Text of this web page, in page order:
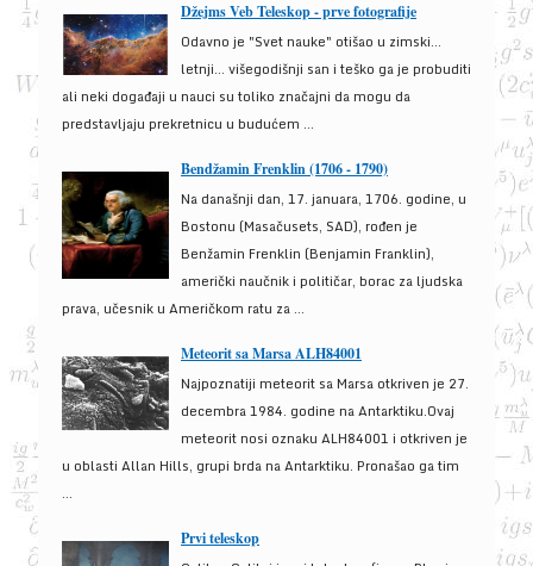
Džejms Veb Teleskop - prve fotografije
Odavno je "Svet nauke" otišao u zimski...
letnji... višegodišnji san i teško ga je probuditi
ali neki događaji u nauci su toliko značajni da mogu da
predstavljaju prekretnicu u budućem ...
Bendžamin Frenklin (1706 - 1790)
Na današnji dan, 17. januara, 1706. godine, u
Bostonu (Masačusets, SAD), rođen je
Benžamin Frenklin (Benjamin Franklin),
američki naučnik i političar, borac za ljudska
prava, učesnik u Američkom ratu za ...
Meteorit sa Marsa ALH84001
Najpoznatiji meteorit sa Marsa otkriven je 27.
decembra 1984. godine na Antarktiku.Ovaj
meteorit nosi oznaku ALH84001 i otkriven je
u oblasti Allan Hills, grupi brda na Antarktiku. Pronašao ga tim
...
Prvi teleskop